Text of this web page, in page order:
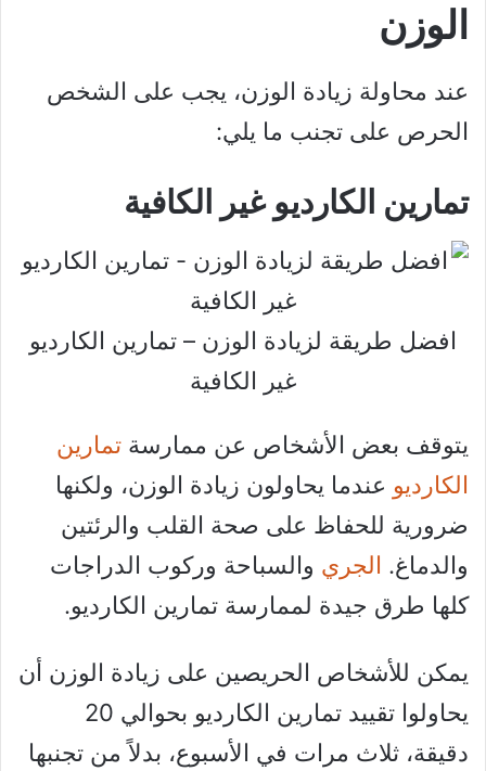
الوزن
عند محاولة زيادة الوزن، يجب على الشخص
الحرص على تجنب ما يلي:
تمارين الكارديو غير الكافية
افضل طريقة لزيادة الوزن – تمارين الكارديو
غير الكافية
يتوقف بعض الأشخاص عن ممارسة تمارين
الكارديو عندما يحاولون زيادة الوزن، ولكنها
ضرورية للحفاظ على صحة القلب والرئتين
والدماغ. الجري والسباحة وركوب الدراجات
كلها طرق جيدة لممارسة تمارين الكارديو.
يمكن للأشخاص الحريصين على زيادة الوزن أن
يحاولوا تقييد تمارين الكارديو بحوالي 20
دقيقة، ثلاث مرات في الأسبوع، بدلاً من تجنبها